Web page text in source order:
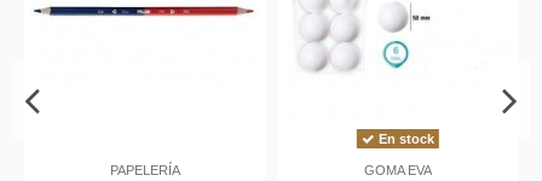
PAPELERÍA
En stock
GOMA EVA